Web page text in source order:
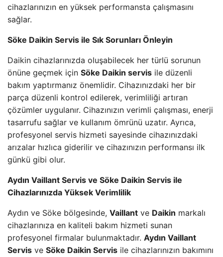
cihazlarınızın en yüksek performansta çalışmasını
sağlar.
Söke Daikin Servis ile Sık Sorunları Önleyin
Daikin cihazlarınızda oluşabilecek her türlü sorunun
önüne geçmek için Söke Daikin servis ile düzenli
bakım yaptırmanız önemlidir. Cihazınızdaki her bir
parça düzenli kontrol edilerek, verimliliği artıran
çözümler uygulanır. Cihazınızın verimli çalışması, enerji
tasarrufu sağlar ve kullanım ömrünü uzatır. Ayrıca,
profesyonel servis hizmeti sayesinde cihazınızdaki
arızalar hızlıca giderilir ve cihazınızın performansı ilk
günkü gibi olur.
Aydın Vaillant Servis ve Söke Daikin Servis ile
Cihazlarınızda Yüksek Verimlilik
Aydın ve Söke bölgesinde, Vaillant ve Daikin markalı
cihazlarınıza en kaliteli bakım hizmeti sunan
profesyonel firmalar bulunmaktadır. Aydın Vaillant
Servis ve Söke Daikin Servis ile cihazlarınızın bakımını